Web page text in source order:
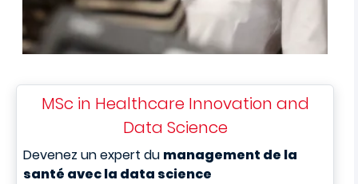
MSc in Healthcare Innovation and
Data Science
Devenez un expert du management de la
santé avec la data science